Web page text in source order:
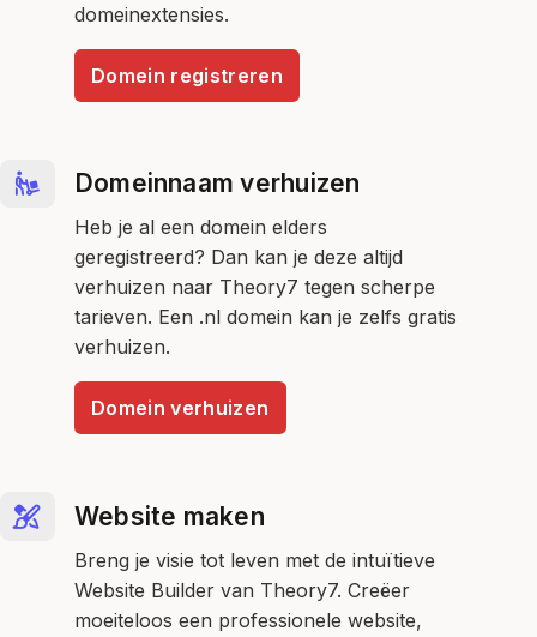
domeinextensies.
Domein registreren
Domeinnaam verhuizen
Heb je al een domein elders
geregistreerd? Dan kan je deze altijd
verhuizen naar Theory7 tegen scherpe
tarieven. Een .nl domein kan je zelfs gratis
verhuizen.
Domein verhuizen
Website maken
Breng je visie tot leven met de intuïtieve
Website Builder van Theory7. Creëer
moeiteloos een professionele website,